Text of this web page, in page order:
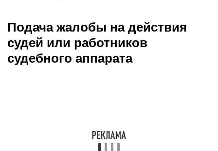
Подача жалобы на действия
судей или работников
судебного аппарата